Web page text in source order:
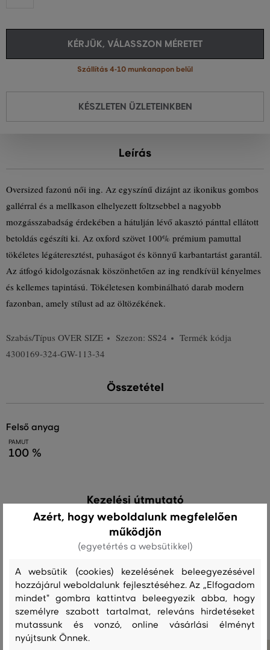
KÉRJÜK, VÁLASSZON MÉRETET
Szállítás 4-10 munkanapon belül
KÉSZLETEN ÜZLETEINKBEN
Leírás
Oversized fazonú női ing. Az egyszínű dizájnt az ikonikus gombos
gallérral és a mellkason elhelyezett foltzsebbel a nagyobb
mozgásszabadság érdekében a hátulján lévő akasztó pánttal ellátott
betoldás egészíti ki. Az oxford szövet 100% prémium pamuttal
tökéletes légáteresztést, puhaságot és könnyű karbantartást garantál.
Az átfogó kidolgozásnak köszönhetően az ing rendkívül kényelmes
és kellemes tapintású. Tökéletesen kombinálható darab modern
fazonban, amely stílust ad az öltözékének.
Szabás/Típus OVER SIZE Szezon: SS24
Termék kódja
4300169-324-GW-113-34
Összetétel
felső anyag
PAMUT
100 %
Kezelési útmutató
SZÁRÍTÁS
Ajánlott termékek
Azért, hogy weboldalunk megfelelően
működjön
(egyetértés a websütikkel)
A websütik (cookies) kezelésének beleegyezésével
hozzájárul weboldalunk fejlesztéséhez. Az „Elfogadom
mindet" gombra kattintva beleegyezik abba, hogy
személyre szabott tartalmat, releváns hirdetéseket
mutassunk és vonzó, online vásárlási élményt
nyújtsunk Önnek.